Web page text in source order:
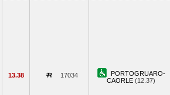
13.38 17034
PORTOGRUARO-
CAORLE (12.37)